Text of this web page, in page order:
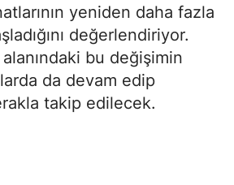
yeniden daha fazla
değerlendiriyor.
bu değişimin
da devam edip
takip edilecek.